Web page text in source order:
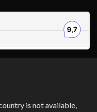
is not available,